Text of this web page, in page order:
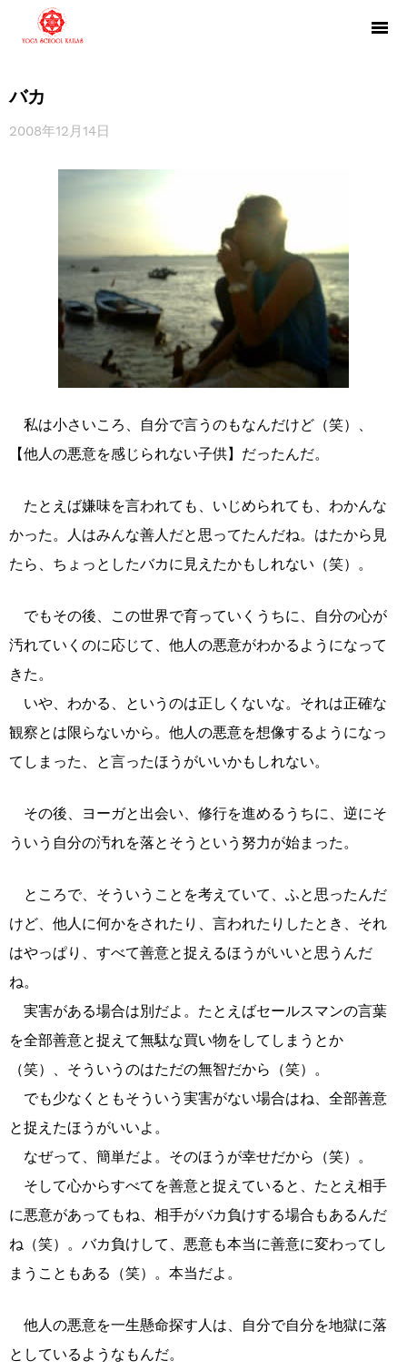
バカ
2008年12月14日
私は小さいころ、自分で言うのもなんだけど（笑）、
【他人の悪意を感じられない子供】だったんだ。
たとえば嫌味を言われても、いじめられても、わかんな
かった。人はみんな善人だと思ってたんだね。はたから見
たら、ちょっとしたバカに見えたかもしれない（笑）。
でもその後、この世界で育っていくうちに、自分の心が
汚れていくのに応じて、他人の悪意がわかるようになって
きた。
いや、わかる、というのは正しくないな。それは正確な
観察とは限らないから。他人の悪意を想像するようになっ
てしまった、と言ったほうがいいかもしれない。
その後、ヨーガと出会い、修行を進めるうちに、逆にそ
ういう自分の汚れを落とそうという努力が始まった。
ところで、そういうことを考えていて、ふと思ったんだ
けど、他人に何かをされたり、言われたりしたとき、それ
はやっぱり、すべて善意と捉えるほうがいいと思うんだ
ね。
実害がある場合は別だよ。たとえばセールスマンの言葉
を全部善意と捉えて無駄な買い物をしてしまうとか
（笑）、そういうのはただの無智だから（笑）。
でも少なくともそういう実害がない場合はね、全部善意
と捉えたほうがいいよ。
なぜって、簡単だよ。そのほうが幸せだから（笑）。
そして心からすべてを善意と捉えていると、たとえ相手
に悪意があってもね、相手がバカ負けする場合もあるんだ
ね（笑）。バカ負けして、悪意も本当に善意に変わってし
まうこともある（笑）。本当だよ。
他人の悪意を一生懸命探す人は、自分で自分を地獄に落
としているようなもんだ。